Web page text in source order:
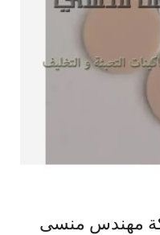
مهندس منسى